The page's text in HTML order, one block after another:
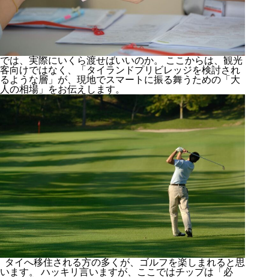
では、実際にいくら渡せばいいのか。 ここからは、観光
客向けではなく、「タイランドプリビレッジを検討され
るような層」が、現地でスマートに振る舞うための「大
人の相場」をお伝えします。
タイへ移住される方の多くが、ゴルフを楽しまれると思
います。 ハッキリ言いますが、ここではチップは「必